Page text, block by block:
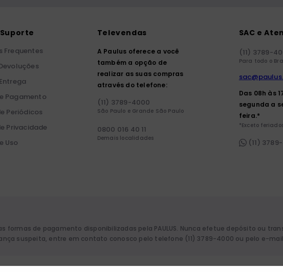
Frequentes
Pagamento
Periódicos
Privacidade
Uso
Televendas
A Paulus oferece a você
também a opção de
realizar as suas compras
através do telefone:
(11) 3789-4000
São Paulo e Grande São Paulo
0800 016 40 11
Demais localidades
SAC e
(11) 3789-
Para todo o
Das 08h às
segunda a
feira.*
*Exceto
(11)
formas de pagamento disponibilizadas pela PAULUS. Nunca efetue depósito ou
suspeita, entre em contato conosco pelo telefone (11) 3789-4000 ou pelo e-mail